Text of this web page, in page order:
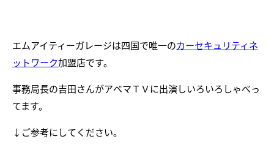
エムアイティーガレージは四国で唯一のカーセキュリティネ
ットワーク加盟店です。
事務局長の吉田さんがアベマＴＶに出演しいろいろしゃべっ
てます。
↓ご参考にしてください。